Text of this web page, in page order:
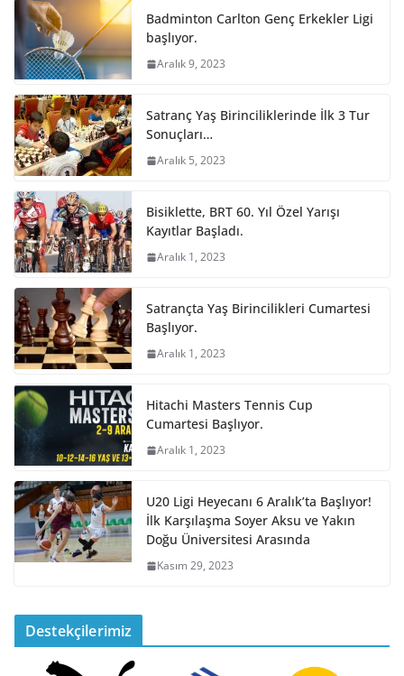
Badminton Carlton Genç Erkekler Ligi
başlıyor.
Aralık 9, 2023
Satranç Yaş Birinciliklerinde İlk 3 Tur
Sonuçları…
Aralık 5, 2023
Bisiklette, BRT 60. Yıl Özel Yarışı
Kayıtlar Başladı.
Aralık 1, 2023
Satrançta Yaş Birincilikleri Cumartesi
Başlıyor.
Aralık 1, 2023
Hitachi Masters Tennis Cup
Cumartesi Başlıyor.
Aralık 1, 2023
U20 Ligi Heyecanı 6 Aralık’ta Başlıyor!
İlk Karşılaşma Soyer Aksu ve Yakın
Doğu Üniversitesi Arasında
Kasım 29, 2023
Destekçilerimiz